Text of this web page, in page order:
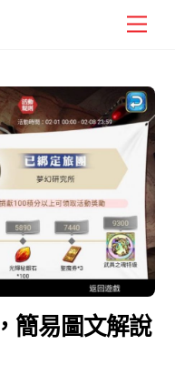
簡易圖文解說